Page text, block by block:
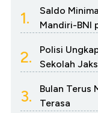
1.
Saldo
Mandiri-BNI
2.
Polisi
Sekolah
3.
Bulan Terus
Terasa